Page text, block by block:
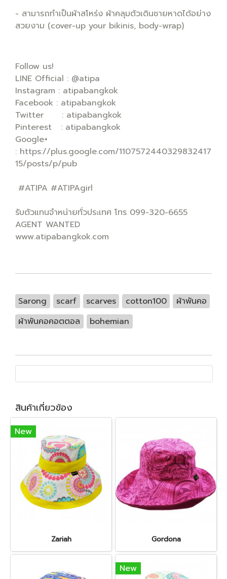
- สามารถทำเป็นผ้าสโหร่ง ผ้าคลุมตัวเดินชายหาดได้อย่าง
สวยงาม (cover-up your bikinis, body-wrap)
Follow us!
LINE Official : @atipa
Instagram : atipabangkok
Facebook : atipabangkok
Twitter : atipabangkok
Pinterest : atipabangkok
Google+
: https://plus.google.com/1107572440329832417
15/posts/p/pub
#ATIPA #ATIPAgirl
รับตัวแทนจำหน่ายทั่วประเทศ โทร 099-320-6655
AGENT WANTED
www.atipabangkok.com
Sarong scarf scarves cotton100
ผ้าพันคอ
ผ้าพันคอคอตตอล
bohemian
สินค้าเกี่ยวข้อง
New
Zariah Gordona
New